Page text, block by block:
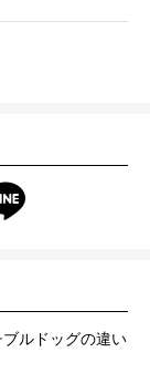
ブルドッグの違い